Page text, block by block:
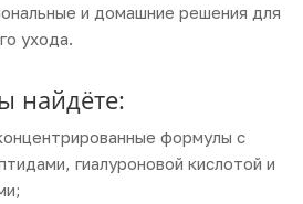
и домашние решения для
ухода.
найдёте:
формулы с
гиалуроновой кислотой и